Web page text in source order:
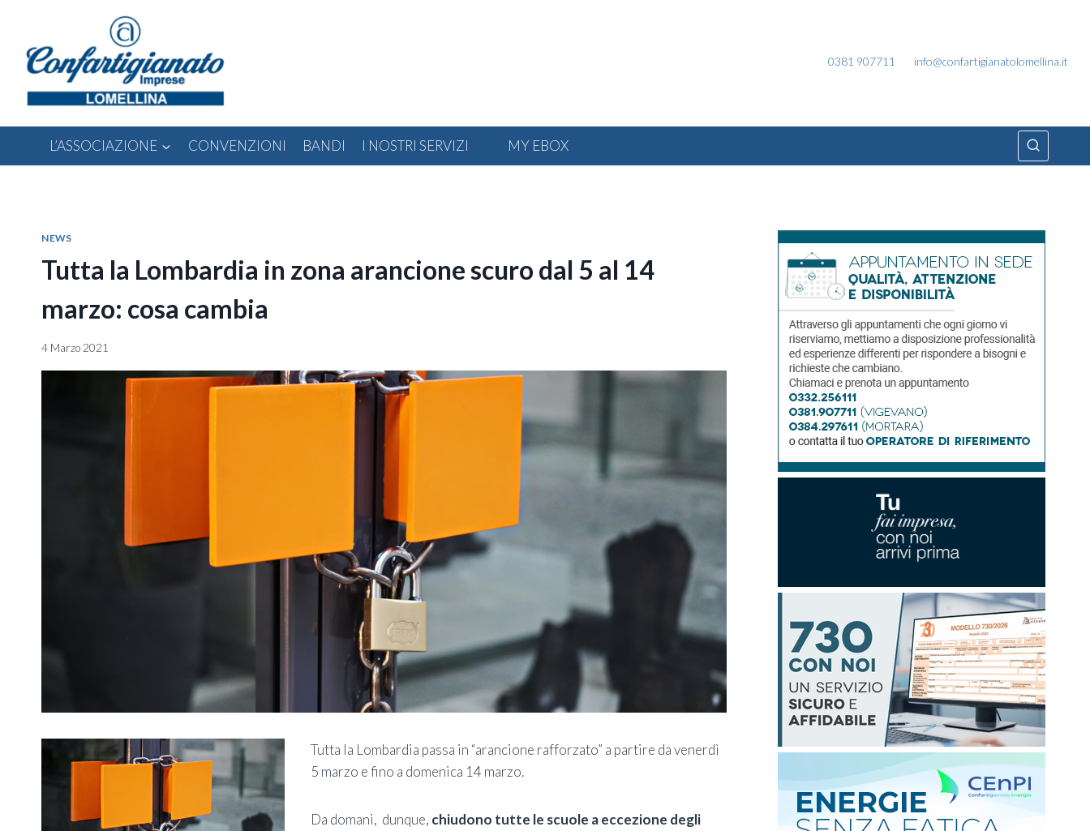
contenuto
0381 907711 info@confartigianatolomellina.it
L’ASSOCIAZIONE CONVENZIONI BANDI I NOSTRI SERVIZI MY EBOX
NEWS
Tutta la Lombardia in zona arancione scuro dal 5 al 14
marzo: cosa cambia
4 Marzo 2021
Tutta la Lombardia passa in “arancione rafforzato” a partire da venerdì
5 marzo e fino a domenica 14 marzo.
Da domani, dunque, chiudono tutte le scuole a eccezione degli